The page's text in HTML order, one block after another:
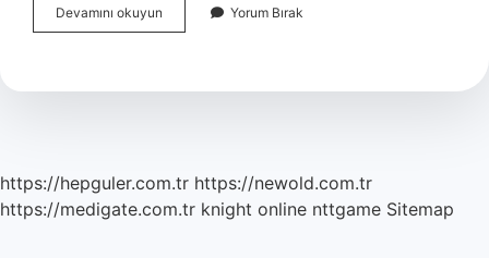
Devamını okuyun
Sucuk
Yenmeli
Yorum Bırak
https://hepguler.com.tr https://newold.com.tr
https://medigate.com.tr knight online nttgame Sitemap